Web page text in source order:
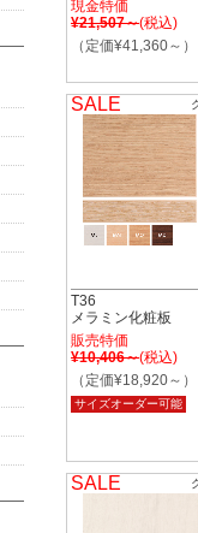
現金特価
¥21,507～(税込)
（定価¥41,360～）
SALE
T36
メラミン化粧板
販売特価
¥10,406～(税込)
（定価¥18,920～）
サイズオーダー可能
SALE